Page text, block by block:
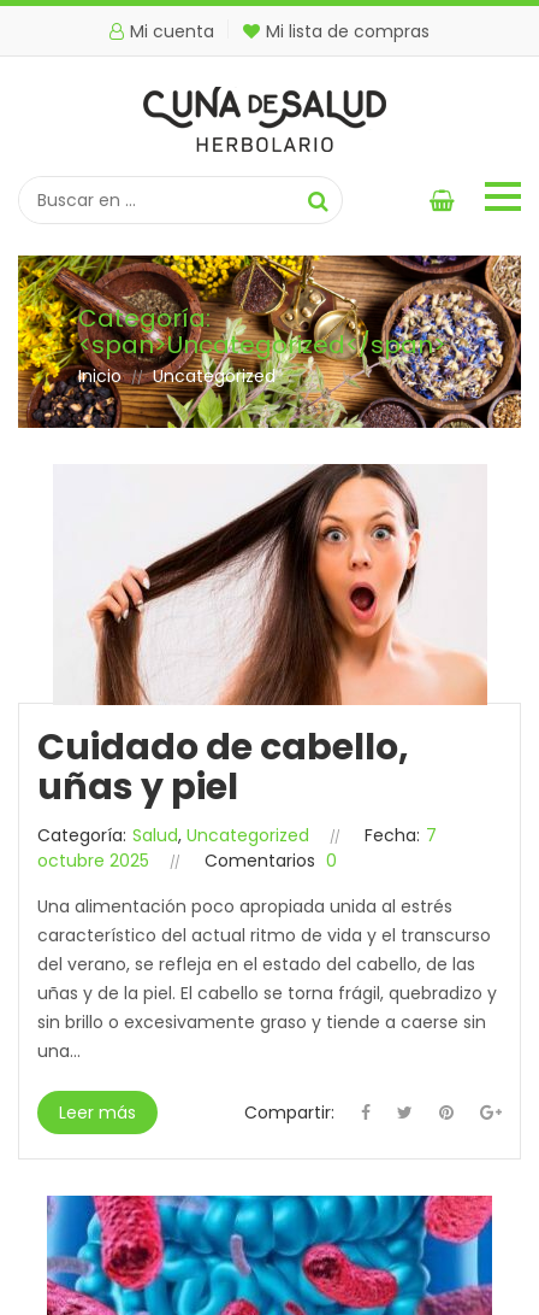
Mi cuenta Mi lista de compras
Categoría:
<span>Uncategorized</span>
Inicio // Uncategorized
Cuidado de cabello,
uñas y piel
Categoría: Salud, Uncategorized Fecha: 7
octubre 2025
Comentarios 0
Una alimentación poco apropiada unida al estrés
característico del actual ritmo de vida y el transcurso
del verano, se refleja en el estado del cabello, de las
uñas y de la piel. El cabello se torna frágil, quebradizo y
sin brillo o excesivamente graso y tiende a caerse sin
una...
Leer más Compartir: